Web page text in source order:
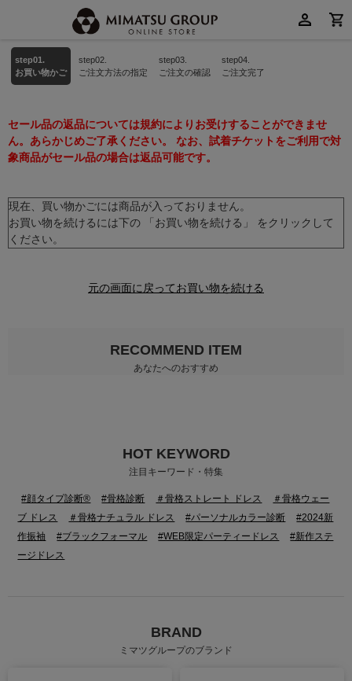
step01.
お買い物かご
step02.
ご注文方法の指定
step03.
ご注文の確認
step04.
ご注文完了
セール品の返品については規約によりお受けすることができませ
ん。あらかじめご了承ください。 なお、試着チケットをご利用で対
象商品がセール品の場合は返品可能です。
現在、買い物かごには商品が入っておりません。
お買い物を続けるには下の 「お買い物を続ける」 をクリックして
ください。
元の画面に戻ってお買い物を続ける
RECOMMEND ITEM
あなたへのおすすめ
HOT KEYWORD
注目キーワード・特集
#顔タイプ診断® #骨格診断 ＃骨格ストレート ドレス
＃骨格ウェー
ブ ドレス
＃骨格ナチュラル ドレス #パーソナルカラー診断
#2024新
作振袖
#ブラックフォーマル #WEB限定パーティードレス
#新作ステ
ージドレス
BRAND
ミマツグループのブランド